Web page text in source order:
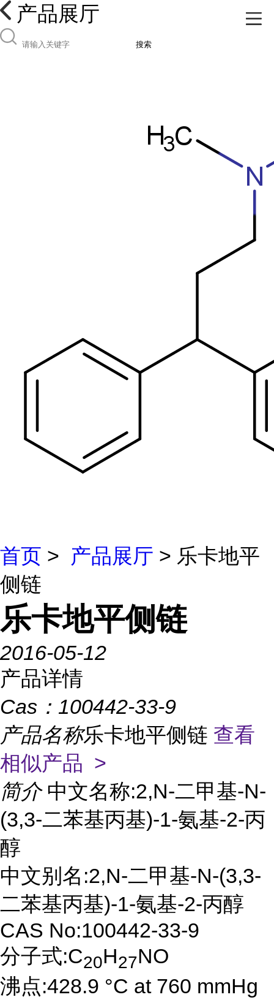
产品展厅
搜索
首页 > 产品展厅 > 乐卡地平
侧链
乐卡地平侧链
2016-05-12
产品详情
Cas： 100442-33-9
产品名称乐卡地平侧链 查看
相似产品 >
简介 中文名称:2,N-二甲基-N-
(3,3-二苯基丙基)-1-氨基-2-丙
醇
中文别名:2,N-二甲基-N-(3,3-
二苯基丙基)-1-氨基-2-丙醇
CAS No:100442-33-9
分子式:C20H27NO
沸点:428.9 °C at 760 mmHg